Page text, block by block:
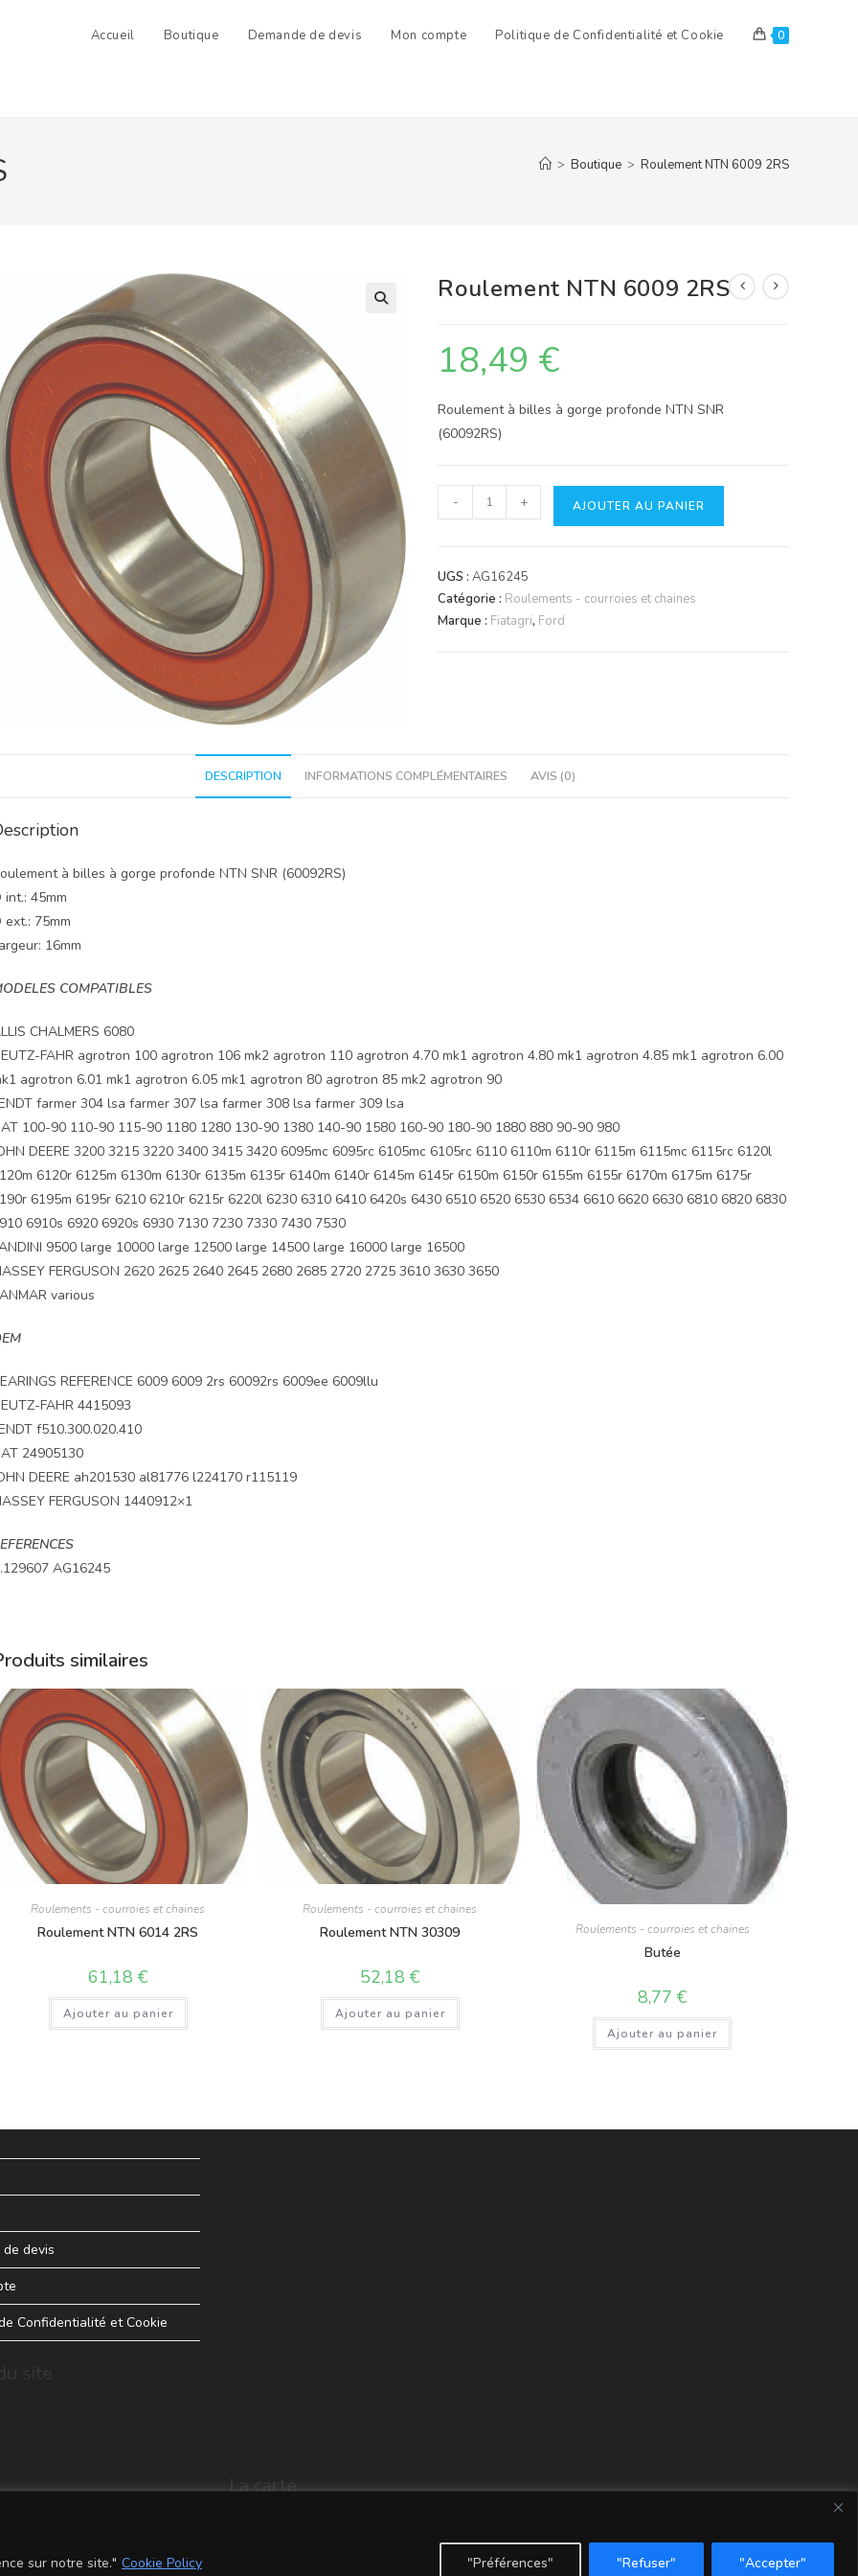
sur notre site." Cookie Policy "Préférences" "Refuser" "Accepter"
Accueil Boutique Demande de devis Mon compte Politique de Confidentialité et Cookie 0
> Boutique > Roulement NTN 6009 2RS
Roulement NTN 6009 2RS
18,49 €
Roulement à billes à gorge profonde NTN SNR
(60092RS)
quantité
de
NTN
6009
2RS
- + AJOUTER AU PANIER
UGS :AG16245
Catégorie : Roulements - courroies et chaines
Marque : Fiatagri, Ford
DESCRIPTION INFORMATIONS COMPLÉMENTAIRES AVIS (0)
à billes à gorge profonde NTN SNR (60092RS)
int.: 45mm
ext.: 75mm
16mm
COMPATIBLES
CHALMERS 6080
FAHR agrotron 100 agrotron 106 mk2 agrotron 110 agrotron 4.70 mk1 agrotron 4.80 mk1 agrotron 4.85 mk1 agrotron 6.00
agrotron 6.01 mk1 agrotron 6.05 mk1 agrotron 80 agrotron 85 mk2 agrotron 90
farmer 304 lsa farmer 307 lsa farmer 308 lsa farmer 309 lsa
100-90 110-90 115-90 1180 1280 130-90 1380 140-90 1580 160-90 180-90 1880 880 90-90 980
DEERE 3200 3215 3220 3400 3415 3420 6095mc 6095rc 6105mc 6105rc 6110 6110m 6110r 6115m 6115mc 6115rc 6120l
6120r 6125m 6130m 6130r 6135m 6135r 6140m 6140r 6145m 6145r 6150m 6150r 6155m 6155r 6170m 6175m 6175r
6195m 6195r 6210 6210r 6215r 6220l 6230 6310 6410 6420s 6430 6510 6520 6530 6534 6610 6620 6630 6810 6820 6830
6910s 6920 6920s 6930 7130 7230 7330 7430 7530
9500 large 10000 large 12500 large 14500 large 16000 large 16500
FERGUSON 2620 2625 2640 2645 2680 2685 2720 2725 3610 3630 3650
various
REFERENCE 6009 6009 2rs 60092rs 6009ee 6009llu
FAHR 4415093
f510.300.020.410
24905130
DEERE ah201530 al81776 l224170 r115119
FERGUSON 1440912×1
AG16245
similaires
Roulements - courroies et chaines
Roulement NTN 6014 2RS
61,18€
Ajouter au panier
Roulements - courroies et chaines
Roulement NTN 30309
52,18€
Ajouter au panier
Roulements - courroies et chaines
Butée
8,77€
Ajouter au panier
devis
Confidentialité et Cookie
La carte
Mentions légales Mon compte